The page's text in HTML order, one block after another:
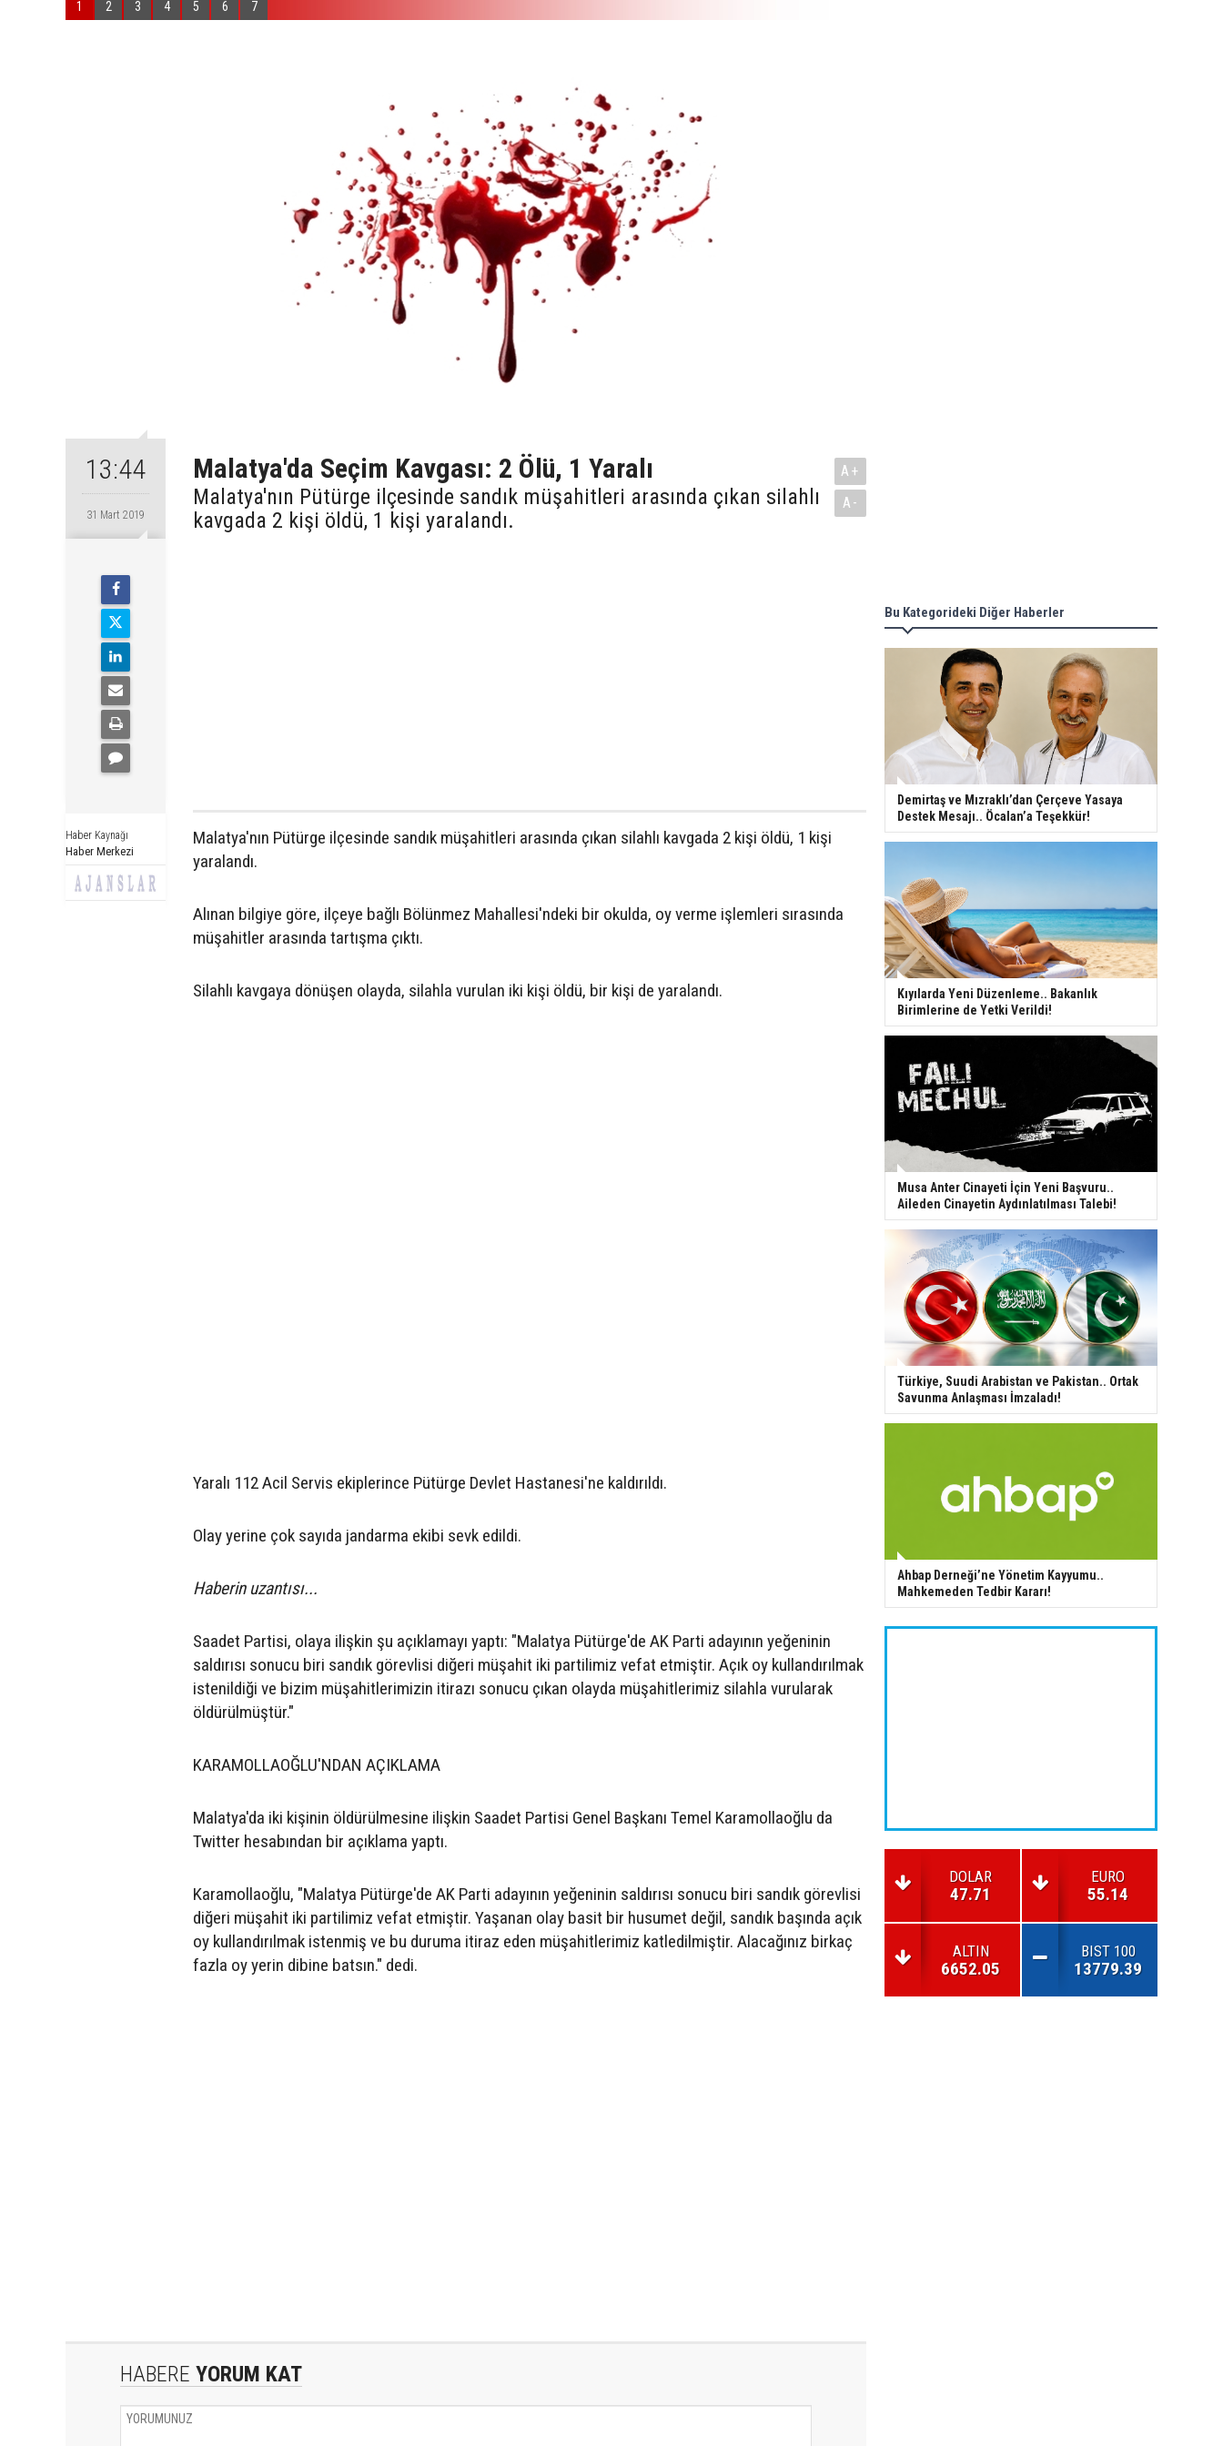
1 2 3 4 5 6 7
13:44
31 Mart 2019
Haber Kaynağı
Haber Merkezi
Malatya'da Seçim Kavgası: 2 Ölü, 1 Yaralı
Malatya'nın Pütürge ilçesinde sandık müşahitleri arasında çıkan silahlı
kavgada 2 kişi öldü, 1 kişi yaralandı.
A+
A-
Malatya'nın Pütürge ilçesinde sandık müşahitleri arasında çıkan silahlı kavgada 2 kişi öldü, 1 kişi
yaralandı.
Alınan bilgiye göre, ilçeye bağlı Bölünmez Mahallesi'ndeki bir okulda, oy verme işlemleri sırasında
müşahitler arasında tartışma çıktı.
Silahlı kavgaya dönüşen olayda, silahla vurulan iki kişi öldü, bir kişi de yaralandı.
Yaralı 112 Acil Servis ekiplerince Pütürge Devlet Hastanesi'ne kaldırıldı.
Olay yerine çok sayıda jandarma ekibi sevk edildi.
Haberin uzantısı...
Saadet Partisi, olaya ilişkin şu açıklamayı yaptı: "Malatya Pütürge'de AK Parti adayının yeğeninin
saldırısı sonucu biri sandık görevlisi diğeri müşahit iki partilimiz vefat etmiştir. Açık oy kullandırılmak
istenildiği ve bizim müşahitlerimizin itirazı sonucu çıkan olayda müşahitlerimiz silahla vurularak
öldürülmüştür."
KARAMOLLAOĞLU'NDAN AÇIKLAMA
Malatya'da iki kişinin öldürülmesine ilişkin Saadet Partisi Genel Başkanı Temel Karamollaoğlu da
Twitter hesabından bir açıklama yaptı.
Karamollaoğlu, "Malatya Pütürge'de AK Parti adayının yeğeninin saldırısı sonucu biri sandık görevlisi
diğeri müşahit iki partilimiz vefat etmiştir. Yaşanan olay basit bir husumet değil, sandık başında açık
oy kullandırılmak istenmiş ve bu duruma itiraz eden müşahitlerimiz katledilmiştir. Alacağınız birkaç
fazla oy yerin dibine batsın." dedi.
HABERE YORUM KAT
Bu Kategorideki Diğer Haberler
Demirtaş ve Mızraklı’dan Çerçeve Yasaya
Destek Mesajı.. Öcalan’a Teşekkür!
Kıyılarda Yeni Düzenleme.. Bakanlık
Birimlerine de Yetki Verildi!
Musa Anter Cinayeti İçin Yeni Başvuru..
Aileden Cinayetin Aydınlatılması Talebi!
Türkiye, Suudi Arabistan ve Pakistan.. Ortak
Savunma Anlaşması İmzaladı!
Ahbap Derneği’ne Yönetim Kayyumu..
Mahkemeden Tedbir Kararı!
DOLAR
47.71
EURO
55.14
ALTIN
6652.05
BIST 100
13779.39